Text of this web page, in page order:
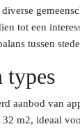
tot een
tussen
types
aanbod van
m2, ideaal